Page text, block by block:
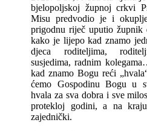
bjelopoljskoj župnoj crkvi
Misu predvodio je i
prigodnu riječ uputio župnik
kako je lijepo kad znamo
djeca roditeljima,
susjedima, radnim
kad znamo Bogu reći
ćemo Gospodinu Bogu u
hvala za sva dobra i sve
protekloj godini, a na
zajednički.